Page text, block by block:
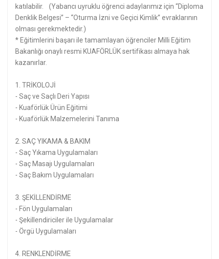
katılabilir. (Yabancı uyruklu öğrenci adaylarımız için “Diploma
Denklik Belgesi” – “Oturma İzni ve Geçici Kimlik” evraklarının
olması gerekmektedir.)
* Eğitimlerini başarı ile tamamlayan öğrenciler Milli Eğitim
Bakanlığı onaylı resmi KUAFÖRLÜK sertifikası almaya hak
kazanırlar.
1. TRİKOLOJİ
- Saç ve Saçlı Deri Yapısı
- Kuaförlük Ürün Eğitimi
- Kuaförlük Malzemelerini Tanıma
2. SAÇ YIKAMA & BAKIM
- Saç Yıkama Uygulamaları
- Saç Masajı Uygulamaları
- Saç Bakım Uygulamaları
3. ŞEKİLLENDİRME
- Fön Uygulamaları
- Şekillendiriciler ile Uygulamalar
- Örgü Uygulamaları
4. RENKLENDİRME